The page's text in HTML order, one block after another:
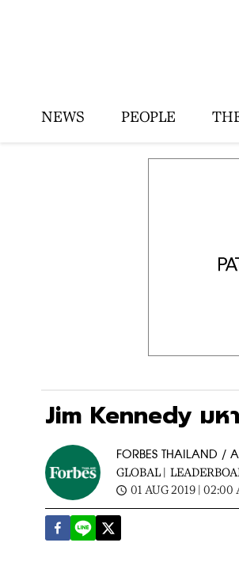
NEWS PEOPLE
Jim Kennedy มห
FORBES THAILAND /
GLOBAL |
01 AUG 2019 | 02:00